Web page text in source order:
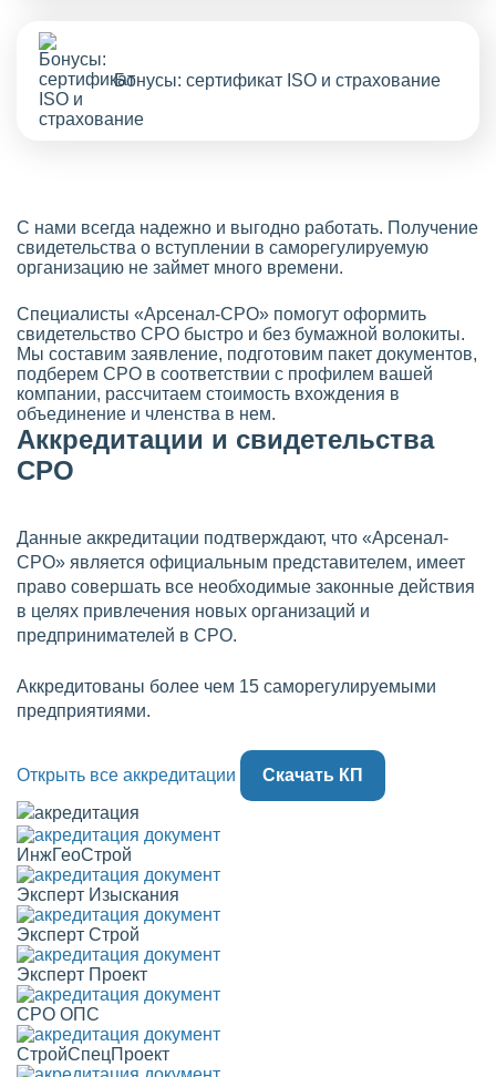
Бонусы: сертификат ISO и страхование
С нами всегда надежно и выгодно работать. Получение
свидетельства о вступлении в саморегулируемую
организацию не займет много времени.
Специалисты «Арсенал-СРО» помогут оформить
свидетельство СРО быстро и без бумажной волокиты.
Мы составим заявление, подготовим пакет документов,
подберем СРО в соответствии с профилем вашей
компании, рассчитаем стоимость вхождения в
объединение и членства в нем.
Аккредитации и свидетельства
СРО
Данные аккредитации подтверждают, что «Арсенал-
СРО» является официальным представителем, имеет
право совершать все необходимые законные действия
в целях привлечения новых организаций и
предпринимателей в СРО.
Аккредитованы более чем 15 саморегулируемыми
предприятиями.
Открыть все аккредитации Скачать КП
ИнжГеоСтрой
Эксперт Изыскания
Эксперт Строй
Эксперт Проект
СРО ОПС
СтройСпецПроект